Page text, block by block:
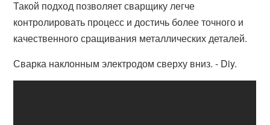
Такой подход позволяет сварщику легче
контролировать процесс и достичь более точного и
качественного сращивания металлических деталей.
Сварка наклонным электродом сверху вниз. - Diy.